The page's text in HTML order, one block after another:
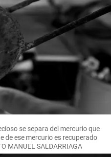
se separa del mercurio que
de ese mercurio es recuperado
MANUEL SALDARRIAGA